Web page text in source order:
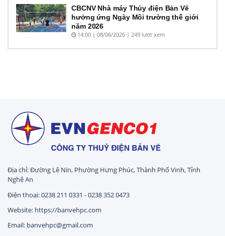
CBCNV Nhà máy Thủy điện Bản Vẽ
hưởng ứng Ngày Môi trường thế giới
năm 2026
14:00 | 08/06/2026 | 249 lượt xem
Địa chỉ: Đường Lê Nin, Phường Hưng Phúc, Thành Phố Vinh, Tỉnh
Nghệ An
Điện thoại: 0238 211 0331 - 0238 352 0473
Website: https://banvehpc.com
Email: banvehpc@gmail.com